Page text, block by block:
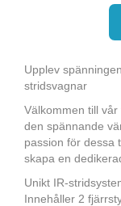
Upplev
stridsvagnar
Välkommen till
den spännande
passion för dessa
skapa en
Unikt IR-
Innehåller 2